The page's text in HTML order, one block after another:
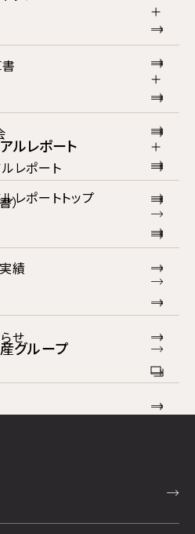
レポート
）
績
せ
ルレポート
レポートトップ
グループ